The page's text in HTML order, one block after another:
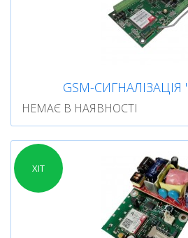
GSM-СИГНАЛІЗАЦІЯ
НЕМАЄ В НАЯВНОСТІ
ХІТ